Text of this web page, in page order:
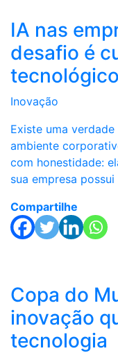
IA nas
desafio é
tecnológico
Inovação
Existe uma
ambiente
com honestidade:
sua empresa
Compartilhe
Copa do
inovação
tecnologia